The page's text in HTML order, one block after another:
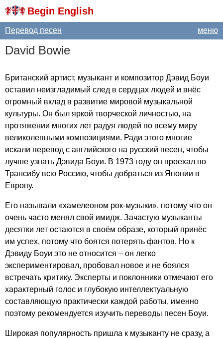
Begin English
меню
Перевод песен
David Bowie
Британский артист, музыкант и композитор Дэвид Боуи
оставил неизгладимый след в сердцах людей и внёс
огромный вклад в развитие мировой музыкальной
культуры. Он был яркой творческой личностью, на
протяжении многих лет радуя людей по всему миру
великолепными композициями. Ради этого многие
искали перевод с английского на русский песен, чтобы
лучше узнать Дэвида Боуи. В 1973 году он проехал по
Трансибу всю Россию, чтобы добраться из Японии в
Европу.
Его называли «хамелеоном рок-музыки», потому что он
очень часто менял свой имидж. Зачастую музыканты
десятки лет остаются в своём образе, который принёс
им успех, потому что боятся потерять фантов. Но к
Дэвиду Боуи это не относится – он легко
экспериментировал, пробовал новое и не боялся
встречать критику. Эксперты и поклонники отмечают его
характерный голос и глубокую интеллектуальную
составляющую практически каждой работы, именно
поэтому рекомендуется изучить переводы песен Боуи.
Широкая популярность пришла к музыканту не сразу, а